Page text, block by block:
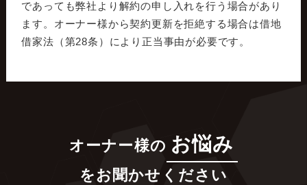
であっても弊社より解約の申し入れを行う場合があり
ます。オーナー様から契約更新を拒絶する場合は借地
借家法（第28条）により正当事由が必要です。
オーナー様の お悩み
をお聞かせください